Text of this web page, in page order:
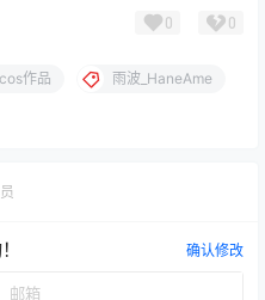
0 0
cos作品 雨波_HaneAme
确认修改